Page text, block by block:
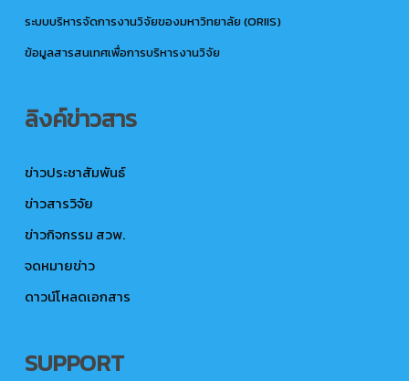
ระบบบริหารจัดการงานวิจัยของมหาวิทยาลัย (ORIIS)
ข้อมูลสารสนเทศเพื่อการบริหารงานวิจัย
ลิงค์ข่าวสาร
ข่าวประชาสัมพันธ์
ข่าวสารวิจัย
ข่าวกิจกรรม สวพ.
จดหมายข่าว
ดาวน์โหลดเอกสาร
SUPPORT